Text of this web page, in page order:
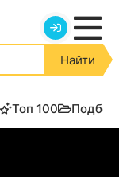
Найти
Топ 100